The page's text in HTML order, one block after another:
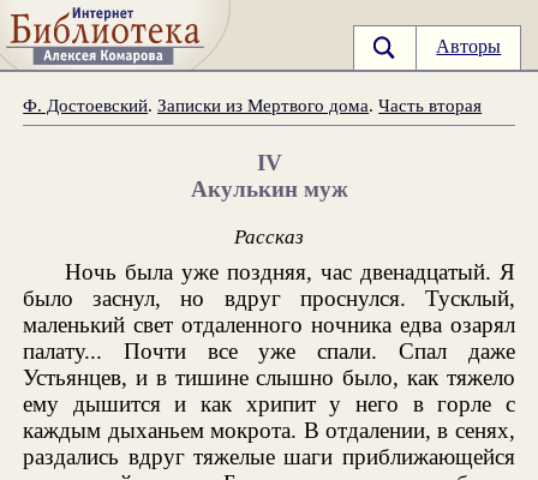
Авторы
Ф. Достоевский.Записки из Мертвого дома.Часть вторая
IV
Акулькин муж
Рассказ
Ночь была уже поздняя, час двенадцатый. Я
было заснул, но вдруг проснулся. Тусклый,
маленький свет отдаленного ночника едва озарял
палату... Почти все уже спали. Спал даже
Устьянцев, и в тишине слышно было, как тяжело
ему дышится и как хрипит у него в горле с
каждым дыханьем мокрота. В отдалении, в сенях,
раздались вдруг тяжелые шаги приближающейся